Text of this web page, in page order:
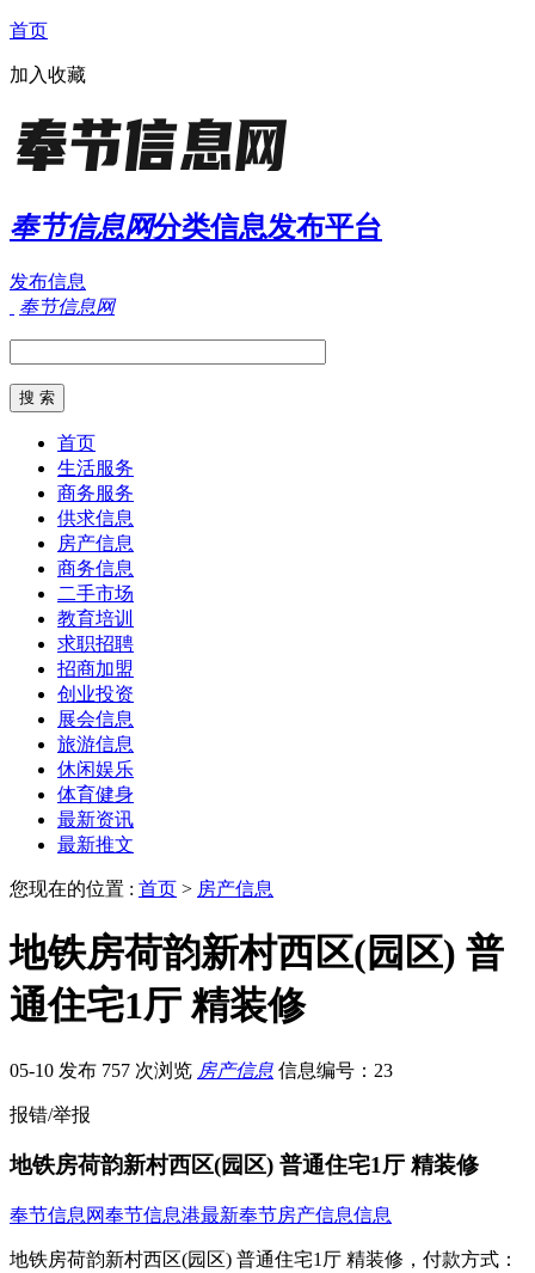
首页
加入收藏
奉节信息网分类信息发布平台
发布信息
奉节信息网
首页
生活服务
商务服务
供求信息
房产信息
商务信息
二手市场
教育培训
求职招聘
招商加盟
创业投资
展会信息
旅游信息
休闲娱乐
体育健身
最新资讯
最新推文
您现在的位置 : 首页 > 房产信息
地铁房荷韵新村西区(园区) 普
通住宅1厅 精装修
05-10 发布 757 次浏览 房产信息 信息编号：23
报错/举报
地铁房荷韵新村西区(园区) 普通住宅1厅 精装修
奉节信息网奉节信息港最新奉节房产信息信息
地铁房荷韵新村西区(园区) 普通住宅1厅 精装修， 付款方式：